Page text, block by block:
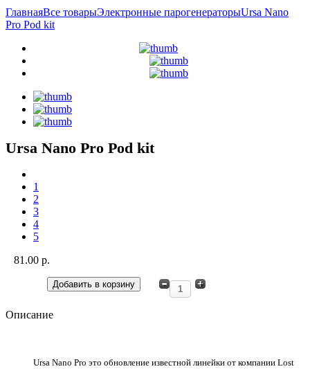
ГлавнаяВсе товарыЭлектронные парогенераторыUrsa Nano
Pro Pod kit
Ursa Nano Pro Pod kit
1
2
3
4
5
81.00 p.
Описание
Ursa Nano Pro это обновление известной линейки от компании Lost